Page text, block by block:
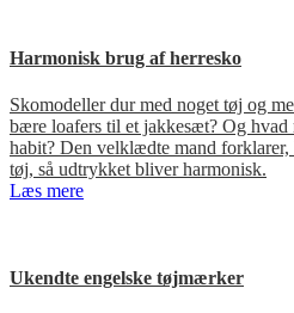
Harmonisk brug af herresko
Skomodeller dur med noget tøj og
bære loafers til et jakkesæt? Og hvad
habit? Den velklædte mand
tøj, så udtrykket bliver harmonisk.
Læs mere
Ukendte engelske tøjmærker